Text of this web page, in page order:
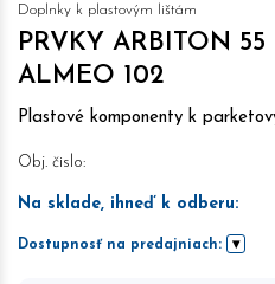
Doplnky k plastovým lištám
PRVKY ARBITON 55
ALMEO 102
Plastové komponenty k
Obj. čislo:
Na sklade, ihneď k odberu:
Dostupnosť na predajniach: